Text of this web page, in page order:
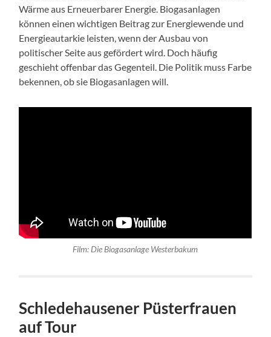
Wärme aus Erneuerbarer Energie. Biogasanlagen
können einen wichtigen Beitrag zur Energiewende und
Energieautarkie leisten, wenn der Ausbau von
politischer Seite aus gefördert wird. Doch häufig
geschieht offenbar das Gegenteil. Die Politik muss Farbe
bekennen, ob sie Biogasanlagen will.
Film: Die Biogasanlage Westerbakum
Schledehausener Püsterfrauen
auf Tour